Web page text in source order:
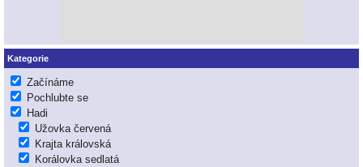
Kategorie
Začínáme
Pochlubte se
Hadi
Užovka červená
Krajta královská
Korálovka sedlatá